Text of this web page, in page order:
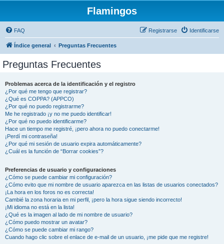
Flamingos
FAQ Identificarse
Registrarse
Índice general Preguntas Frecuentes
Preguntas Frecuentes
Problemas acerca de la identificación y el registro
¿Por qué me tengo que registrar?
¿Qué es COPPA? (APPCO)
¿Por qué no puedo registrarme?
Me he registrado ¡y no me puedo identificar!
¿Por qué no puedo identificarme?
Hace un tiempo me registré, ¡pero ahora no puedo conectarme!
¡Perdí mi contraseña!
¿Por qué mi sesión de usuario expira automáticamente?
¿Cuál es la función de “Borrar cookies”?
Preferencias de usuario y configuraciones
¿Cómo se puede cambiar mi configuración?
¿Cómo evito que mi nombre de usuario aparezca en las listas de usuarios conectados?
¡La hora en los foros no es correcta!
Cambié la zona horaria en mi perfil, ¡pero la hora sigue siendo incorrecto!
¡Mi idioma no está en la lista!
¿Qué es la imagen al lado de mi nombre de usuario?
¿Cómo puedo mostrar un avatar?
¿Cómo se puede cambiar mi rango?
Cuando hago clic sobre el enlace de e-mail de un usuario, ¡me pide que me registre!